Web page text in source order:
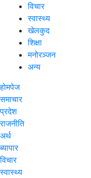
विचार
स्वास्थ्य
खेलकुद
शिक्षा
मनोरञ्जन
अन्य
होमपेज
समाचार
प्रदेश
राजनीति
अर्थ
ब्यापार
विचार
स्वास्थ्य